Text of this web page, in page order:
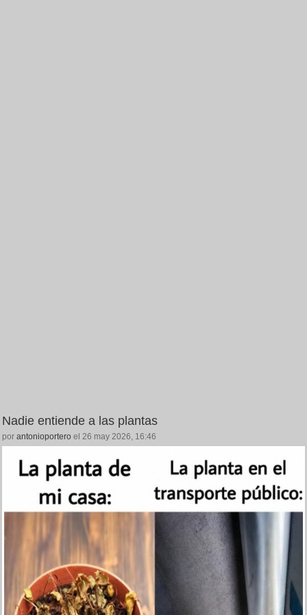
Nadie entiende a las plantas
por antonioportero el 26 may 2026, 16:46